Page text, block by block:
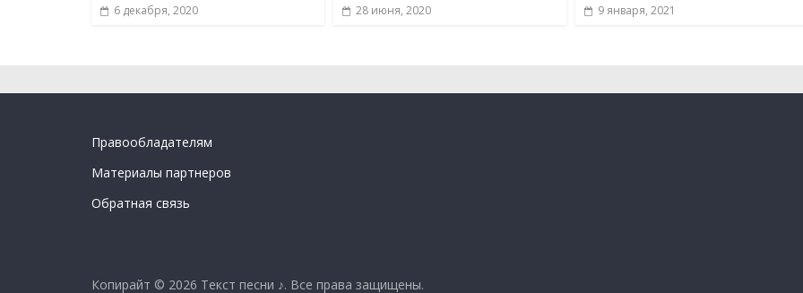
6 декабря, 2020 28 июня, 2020 9 января, 2021
Правообладателям
Материалы партнеров
Обратная связь
Копирайт © 2026 Текст песни ♪. Все права защищены.